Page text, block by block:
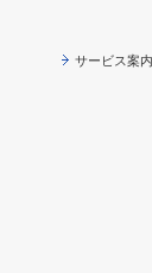
サービス案内